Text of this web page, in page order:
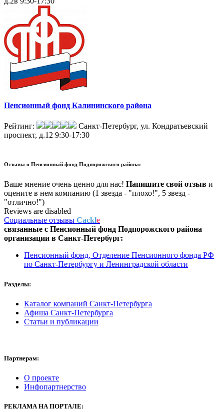
Пенсионный фонд Калининского района
Рейтинг:
Санкт-Петербург, ул. Кондратьевский
проспект, д.12 9:30-17:30
Отзывы о Пенсионный фонд Подпорожского района:
Ваше мнение очень ценно для нас! Напишите свой отзыв и
оцените в нем компанию (1 звезда - "плохо!", 5 звезд -
"отлично!")
Reviews are disabled
Социальные отзывы Cackle
связанные с Пенсионный фонд Подпорожского района
организации в Санкт-Петербург:
Пенсионный фонд, Отделение Пенсионного фонда РФ
по Санкт-Петербургу и Ленинградской области
Разделы:
Каталог компаний Санкт-Петербурга
Афиша Санкт-Петербурга
Статьи и публикации
Партнерам:
О проекте
Инфопартнерство
РЕКЛАМАНА ПОРТАЛЕ: